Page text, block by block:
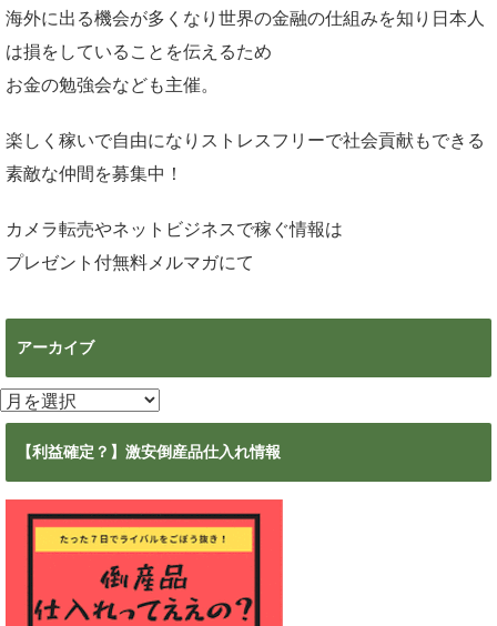
海外に出る機会が多くなり世界の金融の仕組みを知り日本人
は損をしていることを伝えるため
お金の勉強会なども主催。
楽しく稼いで自由になりストレスフリーで社会貢献もできる
素敵な仲間を募集中！
カメラ転売やネットビジネスで稼ぐ情報は
プレゼント付無料メルマガにて
アーカイブ
ア
ー
【利益確定？】激安倒産品仕入れ情報